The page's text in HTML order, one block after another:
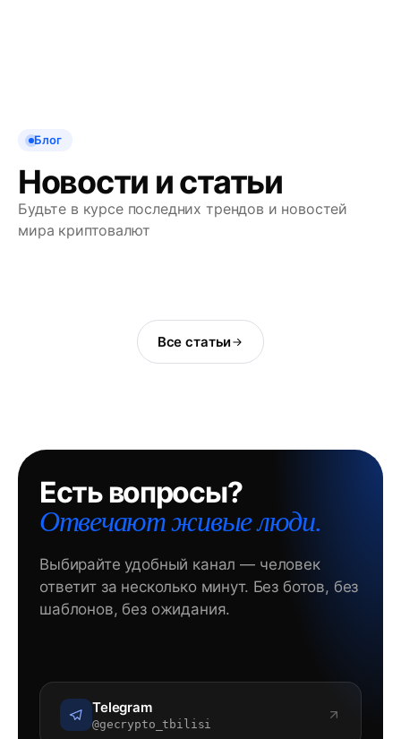
Блог
Новости и статьи
Будьте в курсе последних трендов и новостей
мира криптовалют
Все статьи
Есть вопросы?
Отвечают живые люди.
Выбирайте удобный канал — человек
ответит за несколько минут. Без ботов, без
шаблонов, без ожидания.
Telegram
@gecrypto_tbilisi